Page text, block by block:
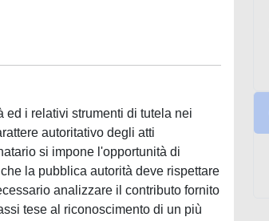
ed i relativi strumenti di tutela nei
autoritativo degli atti
si impone l'opportunità di
la pubblica autorità deve rispettare
analizzare il contributo fornito
tese al riconoscimento di un più